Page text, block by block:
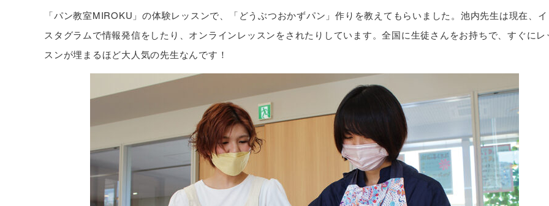
「パン教室MIROKU」の体験レッスンで、「どうぶつおかずパン」作りを教えてもらいました。池内先生は現在、
スタグラムで情報発信をしたり、オンラインレッスンをされたりしています。全国に生徒さんをお持ちで、すぐにレ
スンが埋まるほど大人気の先生なんです！